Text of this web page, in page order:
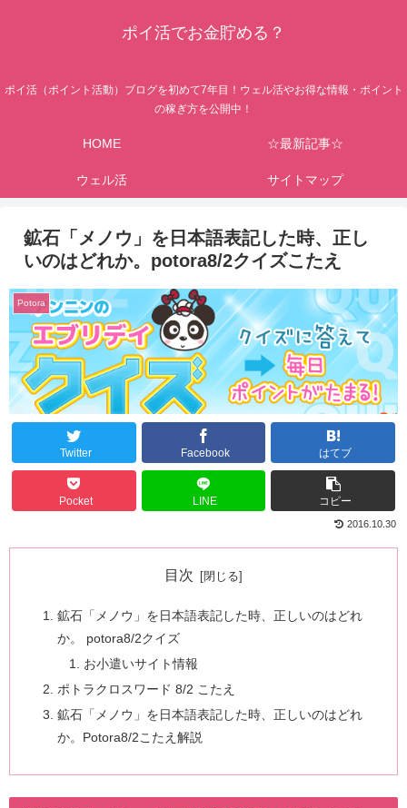
ポイ活でお金貯める？
ポイ活（ポイント活動）ブログを初めて7年目！ウェル活やお得な情報・ポイント
の稼ぎ方を公開中！
HOME ☆最新記事☆
ウェル活 サイトマップ
鉱石「メノウ」を日本語表記した時、正し
いのはどれか。potora8/2クイズこたえ
Potora
Twitter Facebook はてブ
Pocket LINE コピー
2016.10.30
目次
鉱石「メノウ」を日本語表記した時、正しいのはどれ
か。 potora8/2クイズ
お小遣いサイト情報
ポトラクロスワード 8/2 こたえ
鉱石「メノウ」を日本語表記した時、正しいのはどれ
か。Potora8/2こたえ解説